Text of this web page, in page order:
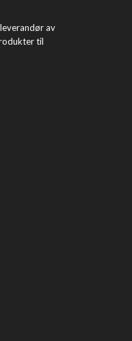
av
til